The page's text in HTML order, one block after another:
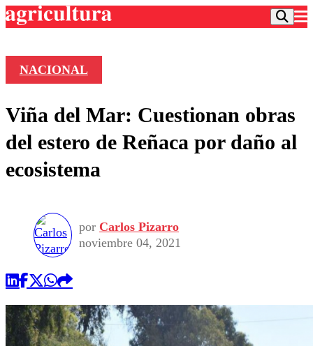
Frecuencias
Agricultura TV
Deportes
Colo Colo
Seleccion Chilena
Torneo Internacional
Entretención
Economía
Internacional
Publicaciones en medios
Opinión
NACIONAL
Viña del Mar: Cuestionan obras
del estero de Reñaca por daño al
ecosistema
por Carlos Pizarro
noviembre 04, 2021